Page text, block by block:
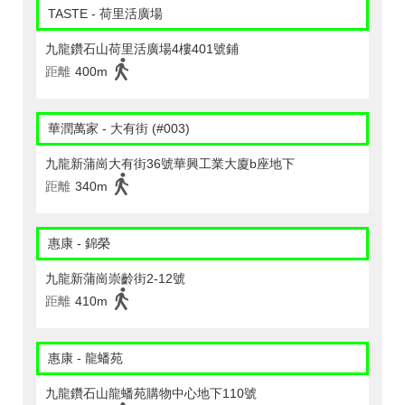
TASTE - 荷里活廣場
九龍鑽石山荷里活廣場4樓401號鋪
距離 400m
華潤萬家 - 大有街 (#003)
九龍新蒲崗大有街36號華興工業大廈b座地下
距離 340m
惠康 - 錦榮
九龍新蒲崗崇齡街2-12號
距離 410m
惠康 - 龍蟠苑
九龍鑽石山龍蟠苑購物中心地下110號